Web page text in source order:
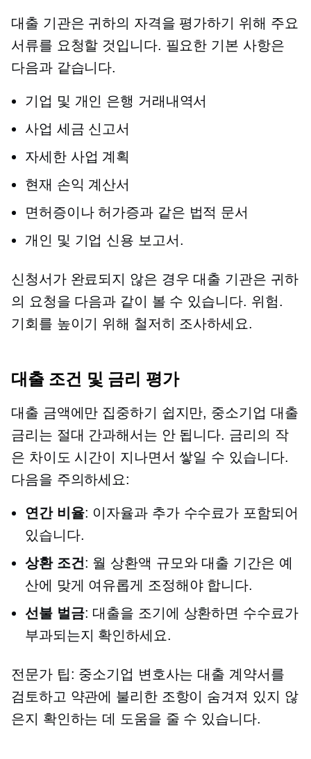
대출 기관은 귀하의 자격을 평가하기 위해 주요
서류를 요청할 것입니다. 필요한 기본 사항은
다음과 같습니다.
기업 및 개인 은행 거래내역서
사업 세금 신고서
자세한 사업 계획
현재 손익 계산서
면허증이나 허가증과 같은 법적 문서
개인 및 기업 신용 보고서.
신청서가 완료되지 않은 경우 대출 기관은 귀하
의 요청을 다음과 같이 볼 수 있습니다. 위험.
기회를 높이기 위해 철저히 조사하세요.
대출 조건 및 금리 평가
대출 금액에만 집중하기 쉽지만, 중소기업 대출
금리는 절대 간과해서는 안 됩니다. 금리의 작
은 차이도 시간이 지나면서 쌓일 수 있습니다.
다음을 주의하세요:
연간 비율: 이자율과 추가 수수료가 포함되어
있습니다.
상환 조건: 월 상환액 규모와 대출 기간은 예
산에 맞게 여유롭게 조정해야 합니다.
선불 벌금: 대출을 조기에 상환하면 수수료가
부과되는지 확인하세요.
전문가 팁: 중소기업 변호사는 대출 계약서를
검토하고 약관에 불리한 조항이 숨겨져 있지 않
은지 확인하는 데 도움을 줄 수 있습니다.